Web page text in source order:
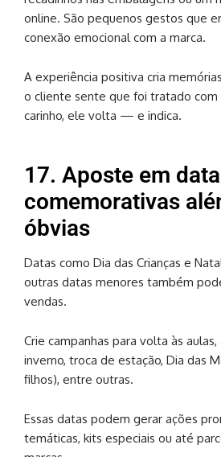
online. São pequenos gestos que
conexão emocional com a marca.
A experiência positiva cria
o cliente sente que foi tratado com
carinho, ele volta — e indica.
17. Aposte em
comemorativas
óbvias
Datas como Dia das Crianças e
outras datas menores também
vendas.
Crie campanhas para volta às
inverno, troca de estação, Dia das
filhos), entre outras.
Essas datas podem gerar ações
temáticas, kits especiais ou até